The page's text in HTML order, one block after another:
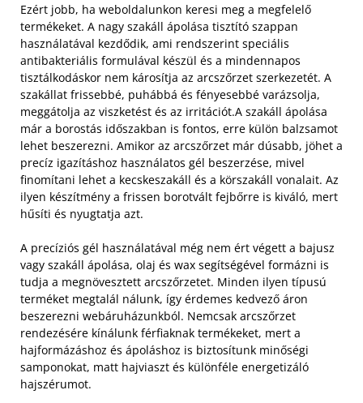
Ezért jobb, ha weboldalunkon keresi meg a megfelelő
termékeket. A nagy szakáll ápolása tisztító szappan
használatával kezdődik, ami rendszerint speciális
antibakteriális formulával készül és a mindennapos
tisztálkodáskor nem károsítja az arcszőrzet szerkezetét. A
szakállat frissebbé, puhábbá és fényesebbé varázsolja,
meggátolja az viszketést és az irritációt.A szakáll ápolása
már a borostás időszakban is fontos, erre külön balzsamot
lehet beszerezni. Amikor az arcszőrzet már dúsabb, jöhet a
precíz igazításhoz használatos gél beszerzése, mivel
finomítani lehet a kecskeszakáll és a körszakáll vonalait. Az
ilyen készítmény a frissen borotvált fejbőrre is kiváló, mert
hűsíti és nyugtatja azt.
A precíziós gél használatával még nem ért végett a bajusz
vagy szakáll ápolása, olaj és wax segítségével formázni is
tudja a megnövesztett arcszőrzetet. Minden ilyen típusú
terméket megtalál nálunk, így érdemes kedvező áron
beszerezni webáruházunkból. Nemcsak arcszőrzet
rendezésére kínálunk férfiaknak termékeket, mert a
hajformázáshoz és ápoláshoz is biztosítunk minőségi
samponokat, matt hajviaszt és különféle energetizáló
hajszérumot.